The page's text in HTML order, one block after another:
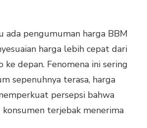
pengumuman harga BBM
harga lebih cepat dari
ke depan. Fenomena ini sering
sepenuhnya terasa, harga
persepsi bahwa
terjebak menerima